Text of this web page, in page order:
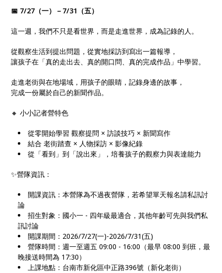
📅 7/27（一）－7/31（五）
這一週，我們不只是看世界，而是走進世界，成為記錄的人。
從觀察生活到提出問題，從實地採訪到寫出一篇報導，
讓孩子在「真的走出去、真的開口問、真的完成作品」中學習。
走進老街與在地場域，用孩子的眼睛，記錄身邊的故事，
完成一份屬於自己的新聞作品。
🔸 小小記者營特色
從零開始學習 觀察提問 × 訪談技巧 × 新聞寫作
結合 老街踏查 × 人物採訪 × 影像紀錄
從「看到」到「說出來」，培養孩子的觀察力與表達能力
✨營隊資訊：
開課資訊：本營隊為不過夜營隊，若希望單天報名請私訊討
論
招生對象：國小一 - 四年級最適合，其他年齡可先與我們私
訊討論
開課期間：2026/7/27(一)-2026/7/31(五)
營隊時間：週一至週五 09:00 - 16:00（最早 08:00 到班，最
晚接送時間為 17:30）
上課地點：台南市新化區中正路396號（新化老街）